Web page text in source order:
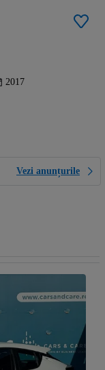
2017
Vezi anunțurile